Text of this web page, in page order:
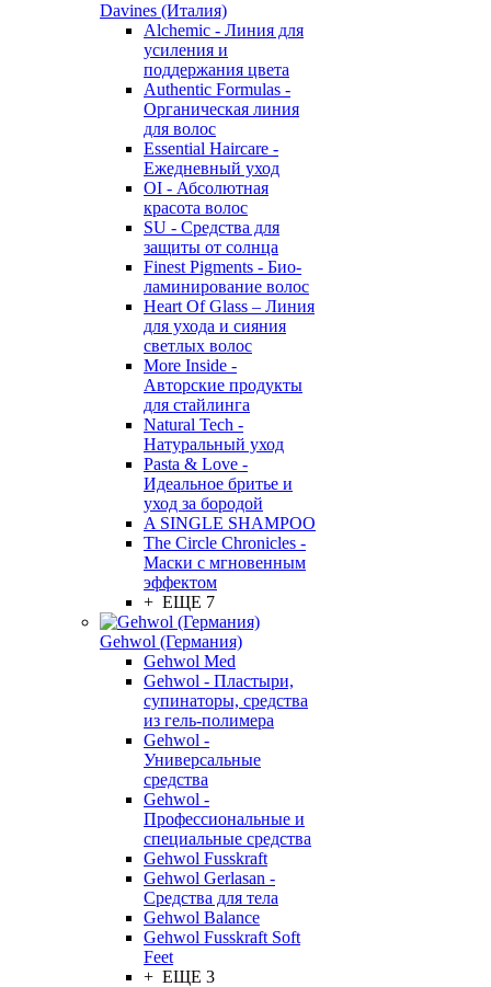
Davines (Италия)
Alchemic - Линия для
усиления и
поддержания цвета
Authentic Formulas -
Органическая линия
для волос
Essential Haircare -
Eжедневный уход
OI - Абсолютная
красота волос
SU - Средства для
защиты от солнца
Finest Pigments - Био-
ламинирование волос
Heart Of Glass – Линия
для ухода и сияния
светлых волос
More Inside -
Авторские продукты
для стайлинга
Natural Tech -
Натуральный уход
Pasta & Love -
Идеальное бритье и
уход за бородой
A SINGLE SHAMPOO
The Circle Chronicles -
Маски с мгновенным
эффектом
+ ЕЩЕ 7
Gehwol (Германия)
Gehwol Med
Gehwol - Пластыри,
супинаторы, средства
из гель-полимера
Gehwol -
Универсальные
средства
Gehwol -
Профессиональные и
специальные средства
Gehwol Fusskraft
Gehwol Gerlasan -
Средства для тела
Gehwol Balance
Gehwol Fusskraft Soft
Feet
+ ЕЩЕ 3